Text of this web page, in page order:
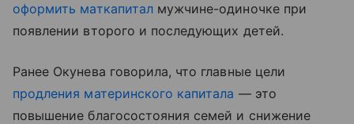
оформить маткапиталмужчине-одиночке при
появлении второго и последующих детей.
Ранее Окунева говорила, что главные цели
продления материнского капитала — это
повышение благосостояния семей и снижение